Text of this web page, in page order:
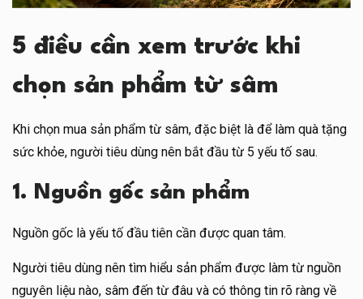
5 điều cần xem trước khi
chọn sản phẩm từ sâm
Khi chọn mua sản phẩm từ sâm, đặc biệt là để làm quà tặng
sức khỏe, người tiêu dùng nên bắt đầu từ 5 yếu tố sau.
1. Nguồn gốc sản phẩm
Nguồn gốc là yếu tố đầu tiên cần được quan tâm.
Người tiêu dùng nên tìm hiểu sản phẩm được làm từ nguồn
nguyên liệu nào, sâm đến từ đâu và có thông tin rõ ràng về